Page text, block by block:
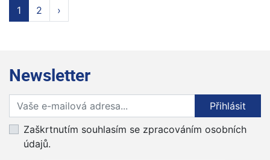
1 2 ›
Newsletter
Přihlaste se k odběru novinek
Přihlásit
Zaškrtnutím souhlasím se zpracováním osobních
údajů.